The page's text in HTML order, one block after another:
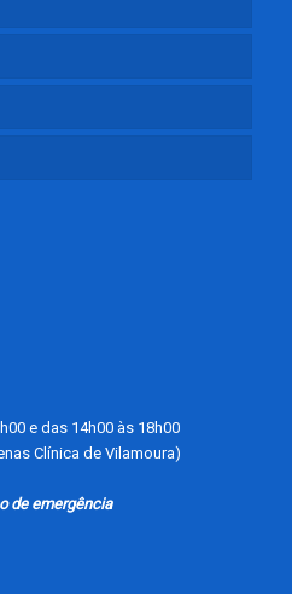
e das 14h00 às 18h00
Clínica de Vilamoura)
de emergência